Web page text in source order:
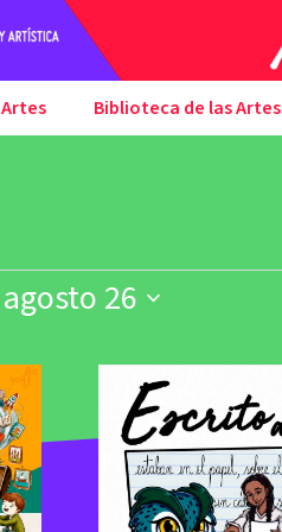
Biblioteca de las Artes
agosto 26